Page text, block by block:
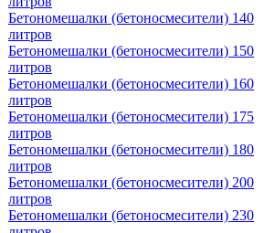
Бетономешалки (бетоносмесители) 140
литров
Бетономешалки (бетоносмесители) 150
литров
Бетономешалки (бетоносмесители) 160
литров
Бетономешалки (бетоносмесители) 175
литров
Бетономешалки (бетоносмесители) 180
литров
Бетономешалки (бетоносмесители) 200
литров
Бетономешалки (бетоносмесители) 230